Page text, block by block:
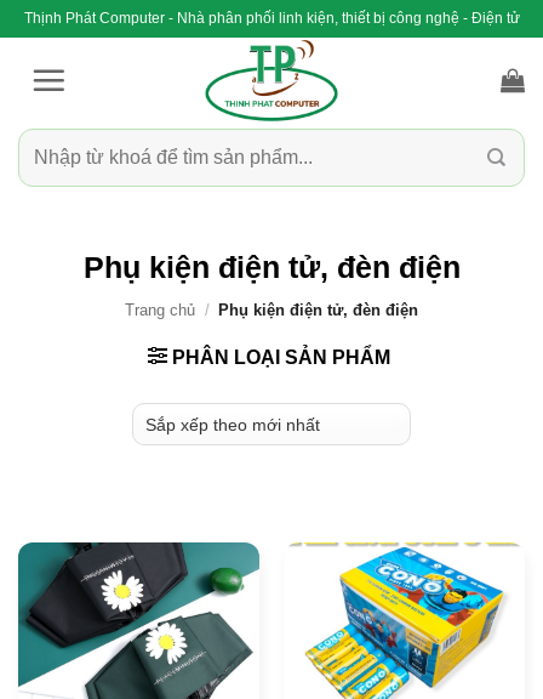
qua
Thịnh Phát Computer - Nhà phân phối linh kiện, thiết bị công nghệ - Điện tử
Tìm
kiếm:
Phụ kiện điện tử, đèn điện
Trang chủ / Phụ kiện điện tử, đèn điện
PHÂN LOẠI SẢN PHẨM